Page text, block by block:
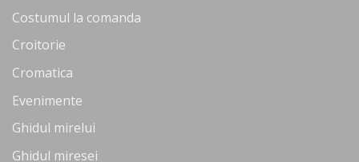
Costumul la comanda
Croitorie
Cromatica
Evenimente
Ghidul mirelui
Ghidul miresei